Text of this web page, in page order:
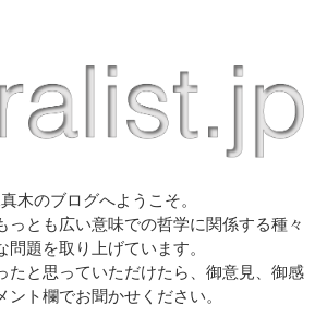
木のブログへようこそ。
っとも広い意味での哲学に関係する種々
問題を取り上げています。
たと思っていただけたら、御意見、御感
ント欄でお聞かせください。